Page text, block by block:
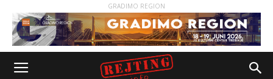
GRADIMO REGION